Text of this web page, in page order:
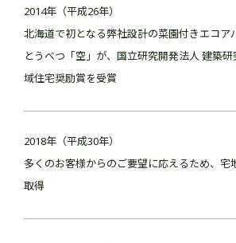
2014年（平成26年）
北海道で初となる弊社設計の菜園付きエコ
とうべつ「空」が、国立研究開発法人 建築
域住宅奨励賞を受賞
2018年（平成30年）
多くのお客様からのご要望に応えるため、
取得